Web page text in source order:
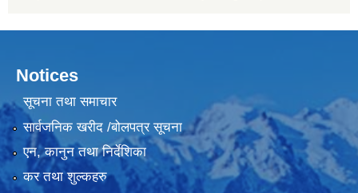
Notices
सूचना तथा समाचार
सार्वजनिक खरीद /बोलपत्र सूचना
एन, कानुन तथा निर्देशिका
कर तथा शुल्कहरु